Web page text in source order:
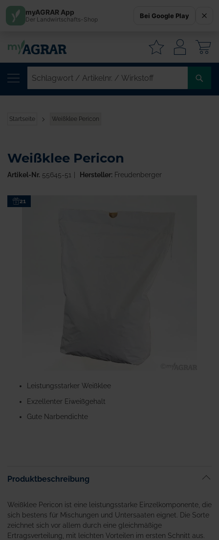
Startseite Weißklee Pericon
Zum21
Anfang
Bildgalerie
springen
Weißklee Pericon
Artikel-Nr. 55645-51 Hersteller:Freudenberger
Leistungsstarker Weißklee
Exzellenter Eiweißgehalt
Gute Narbendichte
Produktbeschreibung
Weißklee Pericon ist eine leistungsstarke Einzelkomponente, die
sich bestens für Mischungen und Untersaaten eignet. Die Sorte
zeichnet sich vor allem durch eine gleichmäßige
Ertragsverteilung, mit leichten Vorteilen im ersten Schnitt aus.
myAGRAR App
Der Landwirtschafts-Shop Bei Google Play